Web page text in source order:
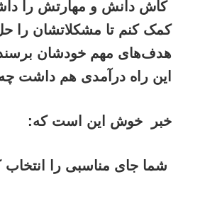
کاش دانش و مهارتش را
کمککنم تا مشکلاتشان را
هدف‌های مهم خودشان برسند
این راه درآمدی هم داشت چه
خبر خوش این است که:
شما جای مناسبی را انتخاب